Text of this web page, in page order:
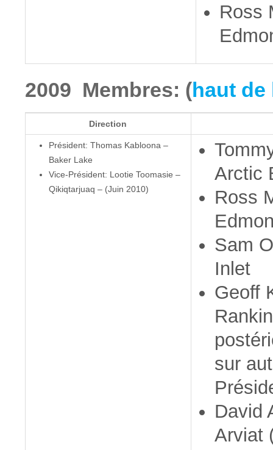
Ross
2009 Membres: (haut de
Direction
Président: Thomas Kabloona –
Baker Lake
Vice-Président: Lootie Toomasie –
Qikiqtarjuaq – (Juin 2010)
Arctic
Ross
Sam
Inlet
Geoff
sur
David
Arviat